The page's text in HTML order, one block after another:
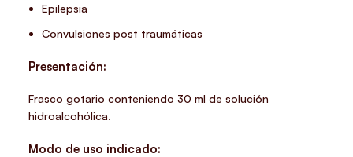
Epilepsia
Convulsiones post traumáticas
Presentación:
Frasco gotario conteniendo 30 ml de solución
hidroalcohólica.
Modo de uso indicado: